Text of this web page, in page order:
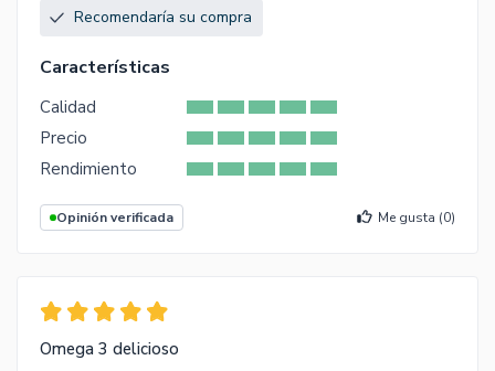
Recomendaría su compra
Características
Calidad
Precio
Rendimiento
Opinión verificada Me gusta (0)
Omega 3 delicioso